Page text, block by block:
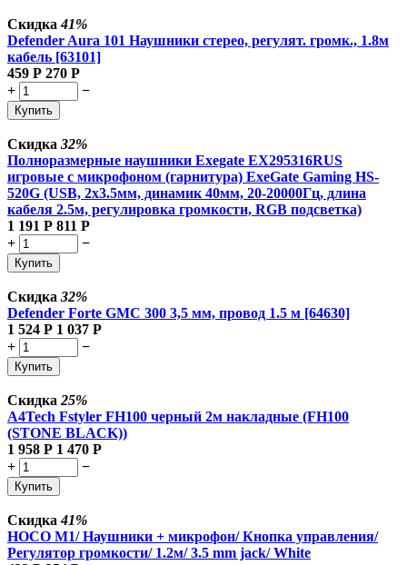
Скидка41%
Defender Aura 101 Наушники стерео, регулят. громк., 1.8м
кабель [63101]
459 Р 270 Р
+
−
Купить
Скидка 32%
Полноразмерные наушники Exegate EX295316RUS
игровые с микрофоном (гарнитура) ExeGate Gaming HS-
520G (USB, 2x3.5мм, динамик 40мм, 20-20000Гц, длина
кабеля 2.5м, регулировка громкости, RGB подсветка)
1 191 Р 811 Р
+
−
Купить
Скидка 32%
Defender Forte GMC 300 3,5 мм, провод 1.5 м [64630]
1 524 Р 1 037 Р
+
−
Купить
Скидка 25%
A4Tech Fstyler FH100 черный 2м накладные (FH100
(STONE BLACK))
1 958 Р 1 470 Р
+
−
Купить
Скидка41%
HOCO M1/ Наушники + микрофон/ Кнопка управления/
Регулятор громкости/ 1.2м/ 3.5 mm jack/ White